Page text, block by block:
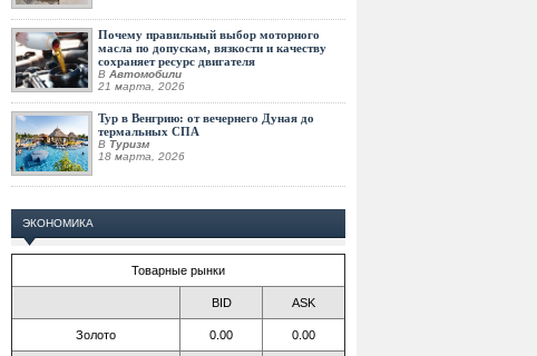
Почему правильный выбор моторного
масла по допускам, вязкости и качеству
сохраняет ресурс двигателя
В Автомобили
21 марта, 2026
Тур в Венгрию: от вечернего Дуная до
термальных СПА
В Туризм
18 марта, 2026
ЭКОНОМИКА
Товарные рынки
BID ASK
Золото 0.00 0.00